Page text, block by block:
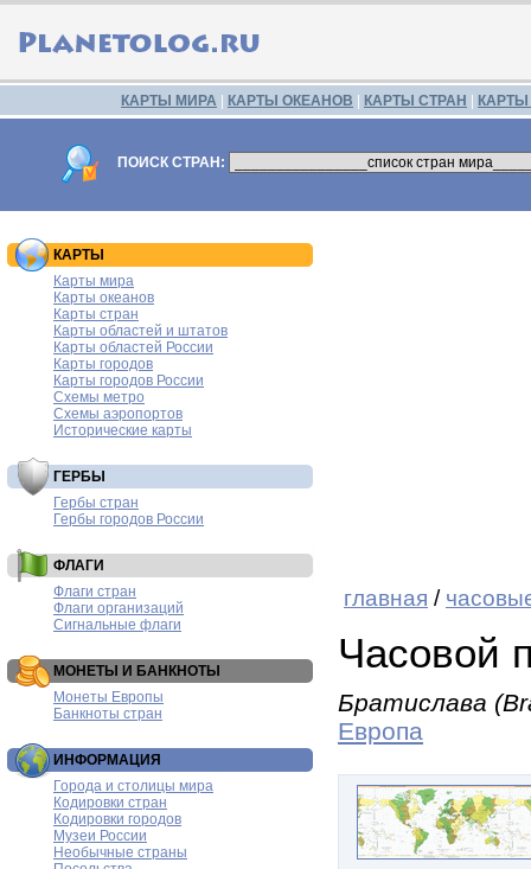
КАРТЫ МИРА КАРТЫ ОКЕАНОВ КАРТЫ СТРАН
ПОИСК СТРАН:
КАРТЫ
Карты мира
Карты океанов
Карты стран
Карты областей и штатов
Карты областей России
Карты городов
Карты городов России
Схемы метро
Схемы аэропортов
Исторические карты
ГЕРБЫ
Гербы стран
Гербы городов России
ФЛАГИ
Флаги стран
Флаги организаций
Сигнальные флаги
МОНЕТЫ И БАНКНОТЫ
Монеты Европы
Банкноты стран
ИНФОРМАЦИЯ
Города и столицы мира
Кодировки стран
Кодировки городов
Музеи России
Необычные страны
главная /
Часовой
Братислава
Европа